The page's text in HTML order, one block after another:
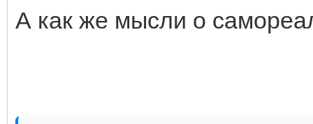
А как же мысли о